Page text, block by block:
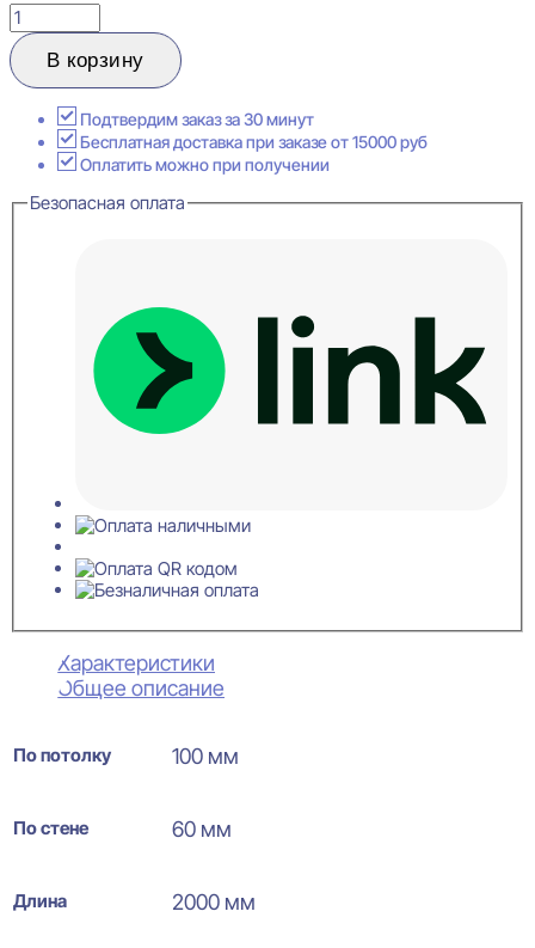
Количество
товара
Orac
Decor
STEPS
Карниз
потолочный
В корзину
Подтвердим заказ за 30 минут
Бесплатная доставка при заказе от 15000 руб
Оплатить можно при получении
Безопасная оплата
Характеристики
Общее описание
По потолку 100 мм
По стене 60 мм
Длина 2000 мм